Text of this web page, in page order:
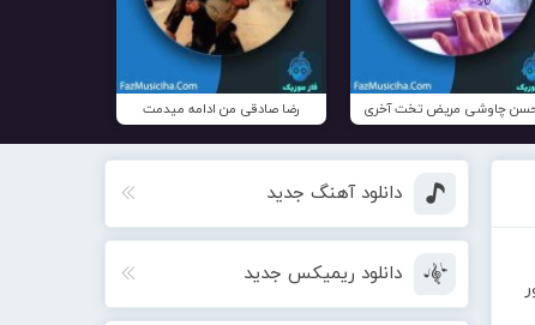
چاوشی مریض تخت آخری رضا صادقی من ادامه میدمت
دانلود آهنگ جدید
دانلود ریمیکس جدید